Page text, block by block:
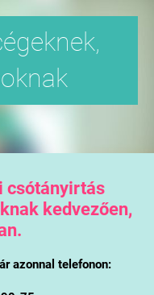
csótányirtás
kedvezően,
azonnal telefonon: